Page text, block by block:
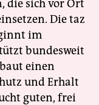
die sich vor Ort
Die taz
im
bundesweit
einen
und Erhalt
guten, frei